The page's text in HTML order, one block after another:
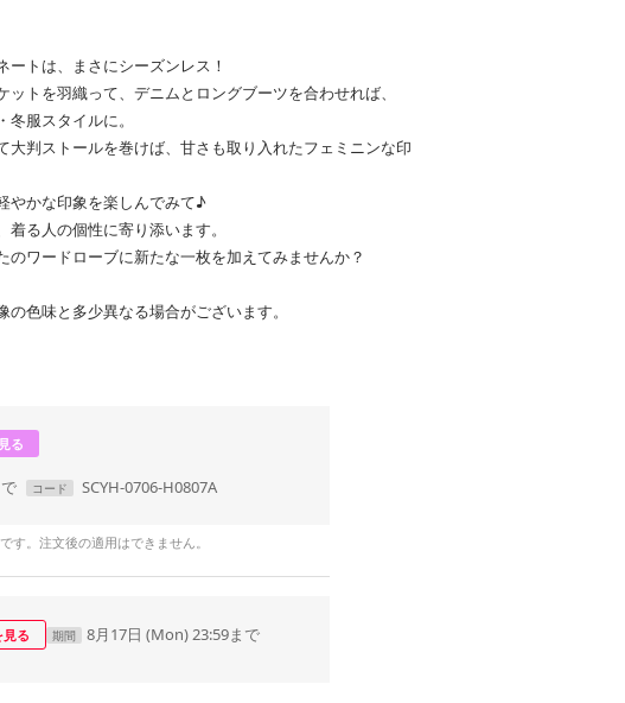
トは、まさにシーズンレス！
トを羽織って、デニムとロングブーツを合わせれば、
服スタイルに。
大判ストールを巻けば、甘さも取り入れたフェミニンな印
やかな印象を楽しんでみて♪
る人の個性に寄り添います。
のワードローブに新たな一枚を加えてみませんか？
色味と多少異なる場合がございます。
る
コード SCYH-0706-H0807A
。注文後の適用はできません。
る 期間 8月17日 (Mon) 23:59まで